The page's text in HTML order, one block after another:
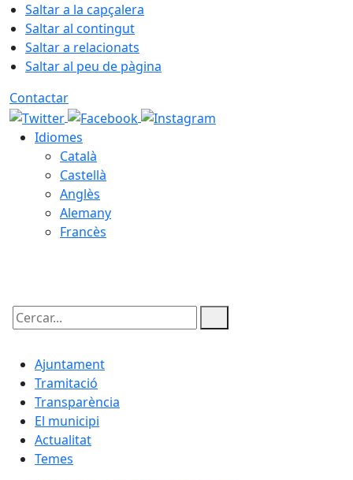
Saltar a la capçalera
Saltar al contingut
Saltar a relacionats
Saltar al peu de pàgina
Contactar
Idiomes
Català
Castellà
Anglès
Alemany
Francès
Cercar:
Ajuntament
Tramitació
Transparència
El municipi
Actualitat
Temes